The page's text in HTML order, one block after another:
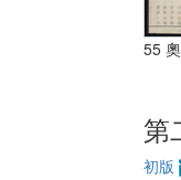
55
第
初版